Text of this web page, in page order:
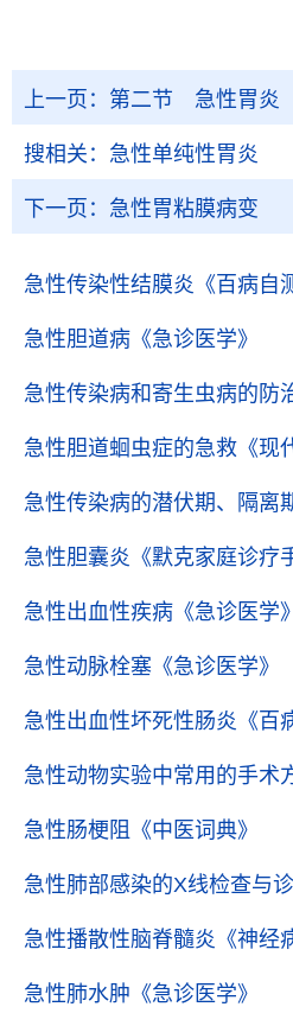
上一页： 第二节 急性胃炎
搜相关： 急性单纯性胃炎
下一页： 急性胃粘膜病变
急性传染性结膜炎 《百病自
急性胆道病 《急诊医学》
急性传染病和寄生虫病的防
急性胆道蛔虫症的急救 《现
急性传染病的潜伏期、隔离
急性胆囊炎 《默克家庭诊疗
急性出血性疾病 《急诊医学》
急性动脉栓塞 《急诊医学》
急性出血性坏死性肠炎 《百
急性动物实验中常用的手术
急性肠梗阻 《中医词典》
急性肺部感染的X线检查与
急性播散性脑脊髓炎 《神经
急性肺水肿 《急诊医学》